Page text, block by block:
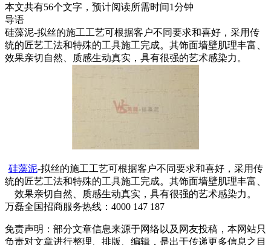
本文共有56个文字，预计阅读所需时间1分钟
导语
硅藻泥-拟丝的施工工艺可根据客户不同要求和喜好，采用传
统的匠艺工法和特殊的工具施工完成。其饰面墙壁肌理丰富、
效果亲切自然、质感生动真实，具有很强的艺术感染力。
硅藻泥-拟丝的施工工艺可根据客户不同要求和喜好，采用传
统的匠艺工法和特殊的工具施工完成。其饰面墙壁肌理丰富、
效果亲切自然、质感生动真实，具有很强的艺术感染力。
万磊全国招商服务热线： 4000 147 187
免责声明：部分文章信息来源于网络以及网友投稿，本网站只
负责对文章进行整理、排版、编辑，是出于传递更多信息之目